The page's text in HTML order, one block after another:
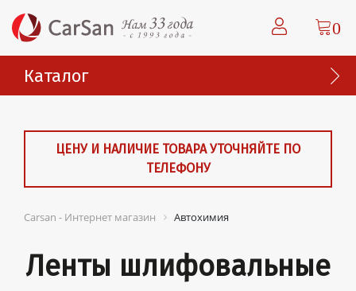
0
Каталог
ЦЕНУ И НАЛИЧИЕ ТОВАРА УТОЧНЯЙТЕ ПО
ТЕЛЕФОНУ
Carsan - Интернет магазин Автохимия
Ленты шлифовальные